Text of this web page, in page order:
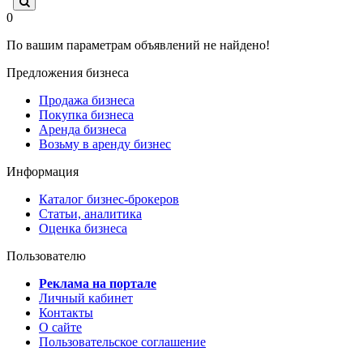
0
По вашим параметрам объявлений не найдено!
Предложения бизнеса
Продажа бизнеса
Покупка бизнеса
Аренда бизнеса
Возьму в аренду бизнес
Информация
Каталог бизнес-брокеров
Статьи, аналитика
Оценка бизнеса
Пользователю
Реклама на портале
Личный кабинет
Контакты
О сайте
Пользовательское соглашение